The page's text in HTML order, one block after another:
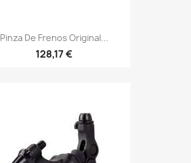
Pinza De Frenos Original...
128,17 €